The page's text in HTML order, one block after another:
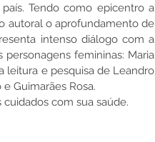
Tendo como epicentro a
autoral o aprofundamento de
intenso diálogo com a
femininas: Maria
leitura e pesquisa de Leandro
Guimarães Rosa.
com sua saúde.